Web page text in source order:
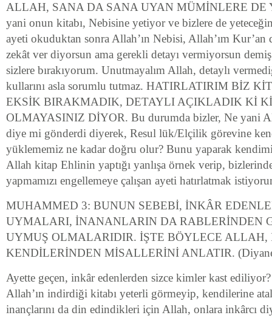
ALLAH, SANA DA SANA UYAN MÜMİNLERE DE
yani onun kitabı, Nebisine yetiyor ve bizlere de
ayeti okuduktan sonra Allah’ın Nebisi, Allah’ım Kur’an
zekât ver diyorsun ama gerekli detayı vermiyorsun
sizlere bırakıyorum. Unutmayalım Allah, detaylı
kullarını asla sorumlu tutmaz. HATIRLATIRIM BİZ
EKSİK BIRAKMADIK, DETAYLI AÇIKLADIK Kİ
OLMAYASINIZ DİYOR. Bu durumda bizler, Ne yani
diye mi gönderdi diyerek, Resul lük/Elçilik görevine
yüklememiz ne kadar doğru olur? Bunu yaparak
Allah kitap Ehlinin yaptığı yanlışa örnek verip, bizlerinde
yapmamızı engellemeye çalışan ayeti hatırlatmak
MUHAMMED 3: BUNUN SEBEBİ, İNKÂR
UYMALARI, İNANANLARIN DA RABLERİNDEN
UYMUŞ OLMALARIDIR. İŞTE BÖYLECE ALLAH,
KENDİLERİNDEN MİSALLERİNİ ANLATIR.
Ayette geçen, inkâr edenlerden sizce kimler kast
Allah’ın indirdiği kitabı yeterli görmeyip, kendilerine
inançlarını da din edindikleri için Allah, onlara inkârcı